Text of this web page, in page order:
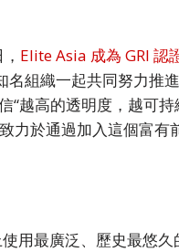
Elite Asia 成為 GRI 認
名組織一起共同努力推
“越高的透明度，越可
力於通過加入這個富有
用最廣泛、歷史最悠